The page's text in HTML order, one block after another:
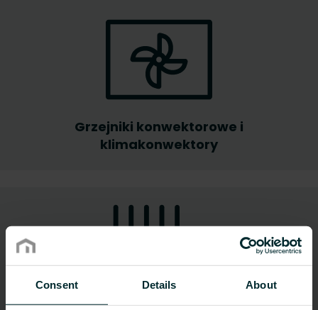
Consent Details About
Grzejniki konwektorowe i
klimakonwektory